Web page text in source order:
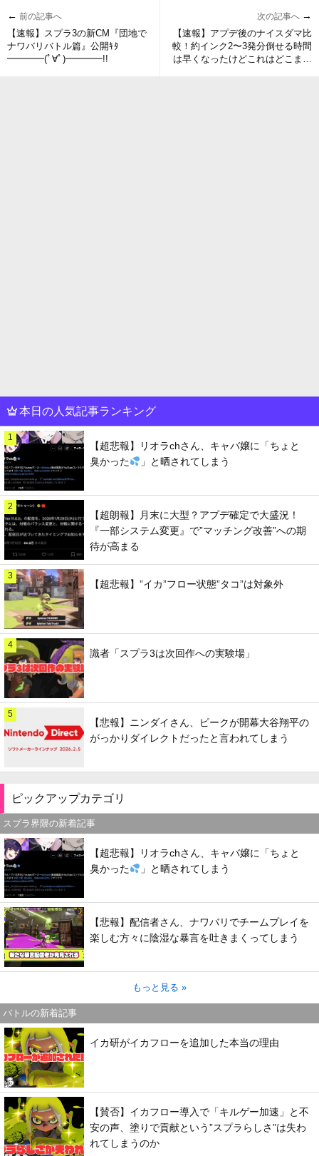
← 前の記事へ
【速報】スプラ3の新CM『団地で
ナワバリバトル篇』公開ｷﾀ
━━━━(ﾟ∀ﾟ)━━━━!!
次の記事へ →
【速報】アプデ後のナイスダマ比
較！約インク2〜3発分倒せる時間
は早くなったけどこれはどこまで
本日の人気記事ランキング
1
【超悲報】リオラchさん、キャバ嬢に「ちょと
臭かった
」と晒されてしまう
2
【超朗報】月末に大型？アプデ確定で大盛況！
『一部システム変更』で”マッチング改善”への期
待が高まる
3
【超悲報】”イカ”フロー状態”タコ”は対象外
4
識者「スプラ3は次回作への実験場」
5
【悲報】ニンダイさん、ピークが開幕大谷翔平の
がっかりダイレクトだったと言われてしまう
ピックアップカテゴリ
スプラ界隈の新着記事
【超悲報】リオラchさん、キャバ嬢に「ちょと
臭かった
」と晒されてしまう
【悲報】配信者さん、ナワバリでチームプレイを
楽しむ方々に陰湿な暴言を吐きまくってしまう
もっと見る »
バトルの新着記事
イカ研がイカフローを追加した本当の理由
【賛否】イカフロー導入で「キルゲー加速」と不
安の声、塗りで貢献という”スプラらしさ”は失わ
れてしまうのか